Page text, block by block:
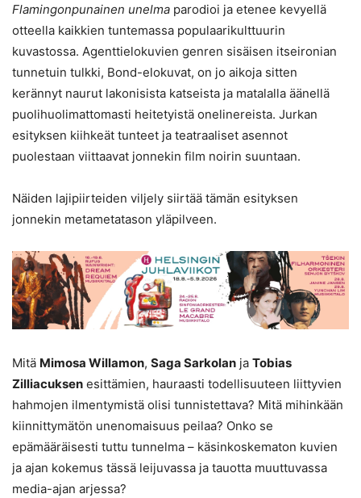
Flamingonpunainen unelma parodioi ja etenee kevyellä
otteella kaikkien tuntemassa populaarikulttuurin
kuvastossa. Agenttielokuvien genren sisäisen itseironian
tunnetuin tulkki, Bond-elokuvat, on jo aikoja sitten
kerännyt naurut lakonisista katseista ja matalalla äänellä
puolihuolimattomasti heitetyistä onelinereista. Jurkan
esityksen kiihkeät tunteet ja teatraaliset asennot
puolestaan viittaavat jonnekin film noirin suuntaan.
Näiden lajipiirteiden viljely siirtää tämän esityksen
jonnekin metametatason yläpilveen.
Mitä Mimosa Willamon, Saga Sarkolan ja Tobias
Zilliacuksen esittämien, hauraasti todellisuuteen liittyvien
hahmojen ilmentymistä olisi tunnistettava? Mitä mihinkään
kiinnittymätön unenomaisuus peilaa? Onko se
epämääräisesti tuttu tunnelma – käsinkoskematon kuvien
ja ajan kokemus tässä leijuvassa ja tauotta muuttuvassa
media-ajan arjessa?